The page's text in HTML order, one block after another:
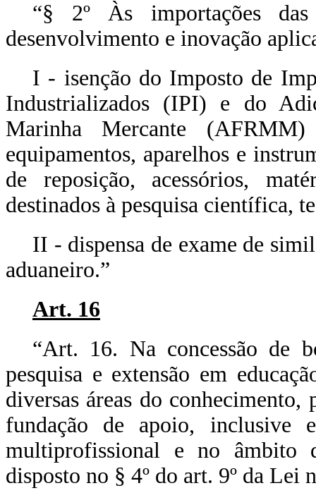
“§ 2º Às importações
desenvolvimento e inovação
I - isenção do Imposto de
Industrializados (IPI) e do
Marinha Mercante
equipamentos, aparelhos e
de reposição, acessórios,
destinados à pesquisa científica,
II - dispensa de exame de
aduaneiro.”
Art. 16
“Art. 16. Na concessão de
pesquisa e extensão em
diversas áreas do
fundação de apoio, inclusive
multiprofissional e no âmbito
disposto no § 4º do art. 9º da Lei